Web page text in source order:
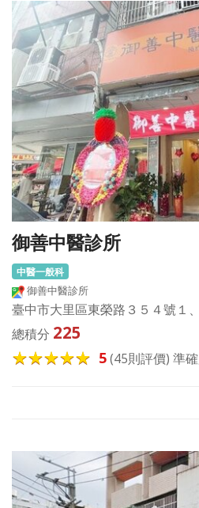
御善中醫診所
中醫一般科
御善中醫診所
臺中市大里區東榮路３５４號１
總積分 225
5(45則評價) 準